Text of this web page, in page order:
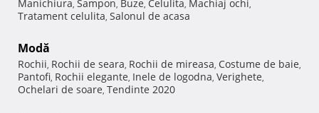
Manichiura, Sampon, Buze, Celulita, Machiaj ochi,
Tratament celulita, Salonul de acasa
Modă
Rochii, Rochii de seara, Rochii de mireasa, Costume de baie,
Pantofi, Rochii elegante, Inele de logodna, Verighete,
Ochelari de soare, Tendinte 2020